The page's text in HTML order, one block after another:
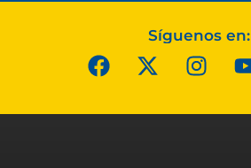
Síguenos en: